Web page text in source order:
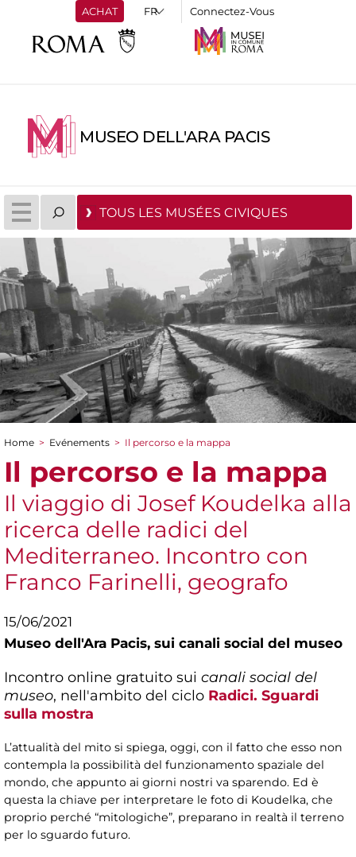
ACHAT Connectez-Vous
MUSEO DELL'ARA PACIS
TOUS LES MUSÉES CIVIQUES
You are here
Home > Evénements > Il percorso e la mappa
Il percorso e la mappa
Il viaggio di Josef Koudelka alla
ricerca delle radici del
Mediterraneo. Incontro con
Franco Farinelli, geografo
15/06/2021
Museo dell'Ara Pacis, sui canali social del museo
Incontro online gratuito sui canali social del
museo, nell'ambito del ciclo Radici. Sguardi
sulla mostra
L’attualità del mito si spiega, oggi, con il fatto che esso non
contempla la possibilità del funzionamento spaziale del
mondo, che appunto ai giorni nostri va sparendo. Ed è
questa la chiave per interpretare le foto di Koudelka, che
proprio perché “mitologiche”, preparano in realtà il terreno
per lo sguardo futuro.